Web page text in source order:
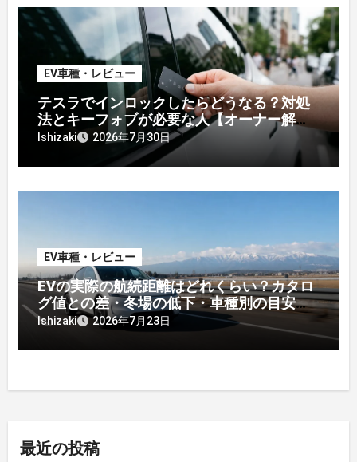
EV車種・レビュー
テスラでインロックしたらどうなる？対処
法とキーフォブが必要な人【オーナー解
説】
Ishizaki 2026年7月30日
EV車種・レビュー
EVの実際の航続距離はどれくらい？カタロ
グ値との差・冬場の低下・車種別の目安
【2026年オーナー実測】
Ishizaki 2026年7月23日
最近の投稿